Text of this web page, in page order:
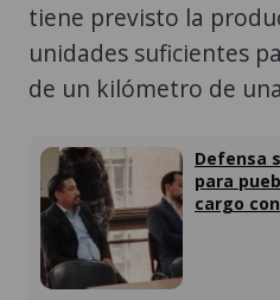
tiene previsto la
unidades suficientes
de un kilómetro de
Defensa
para
cargo